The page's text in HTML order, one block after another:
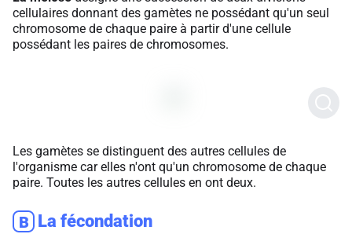
cellulaires donnant des gamètes ne possédant qu'un seul
chromosome de chaque paire à partir d'une cellule
possédant les paires de chromosomes.
Les gamètes se distinguent des autres cellules de
l'organisme car elles n'ont qu'un chromosome de chaque
paire. Toutes les autres cellules en ont deux.
B La fécondation